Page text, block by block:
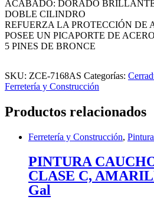
ACABADO: DORADO
DOBLE CILINDRO
REFUERZA LA PROTECCIÓN DE
POSEE UN PICAPORTE DE ACERO
5 PINES DE BRONCE
SKU: ZCE-7168AS Categorías:
Ferretería y Construcción
Productos relacionados
Ferretería y Construcción,
PINTURA
CLASE C,
Gal